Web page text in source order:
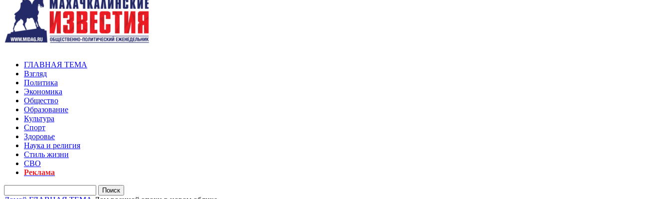
ГЛАВНАЯ ТЕМА
Взгляд
Политика
Экономика
Общество
Образование
Культура
Спорт
Здоровье
Наука и религия
Стиль жизни
СВО
Реклама